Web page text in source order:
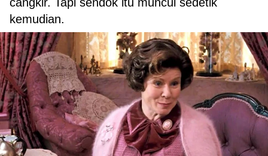
kemudian.